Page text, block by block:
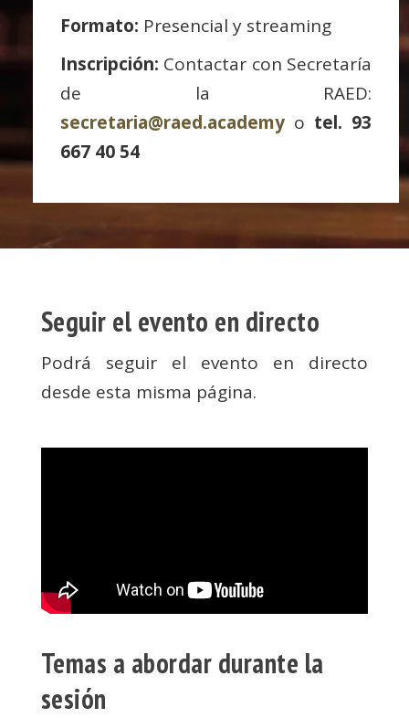
Formato: Presencial y streaming
Inscripción: Contactar con Secretaría
de la RAED:
secretaria@raed.academyo tel. 93
667 40 54
Seguir el evento en directo
Podrá seguir el evento en directo
desde esta misma página.
Temas a abordar durante la
sesión